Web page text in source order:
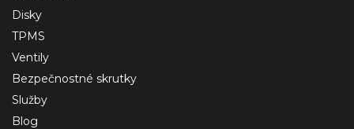
Disky
TPMS
Ventily
Bezpečnostné skrutky
Služby
Blog